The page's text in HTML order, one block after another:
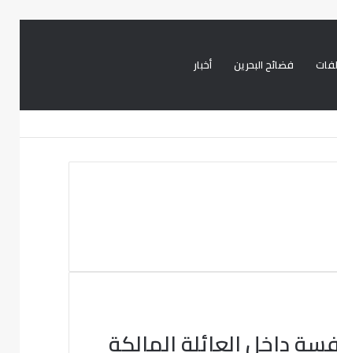
أخبار فضائح البحرين
داخل العائلة المالكة